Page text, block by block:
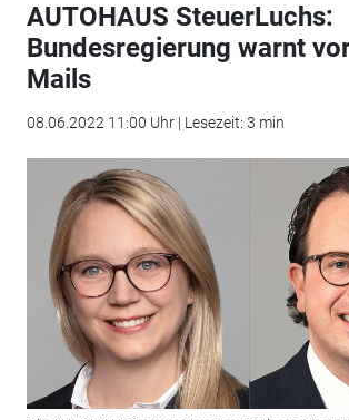
AUTOHAUS SteuerLuchs:
Bundesregierung warnt
Mails
08.06.2022 11:00 Uhr | Lesezeit: 3 min